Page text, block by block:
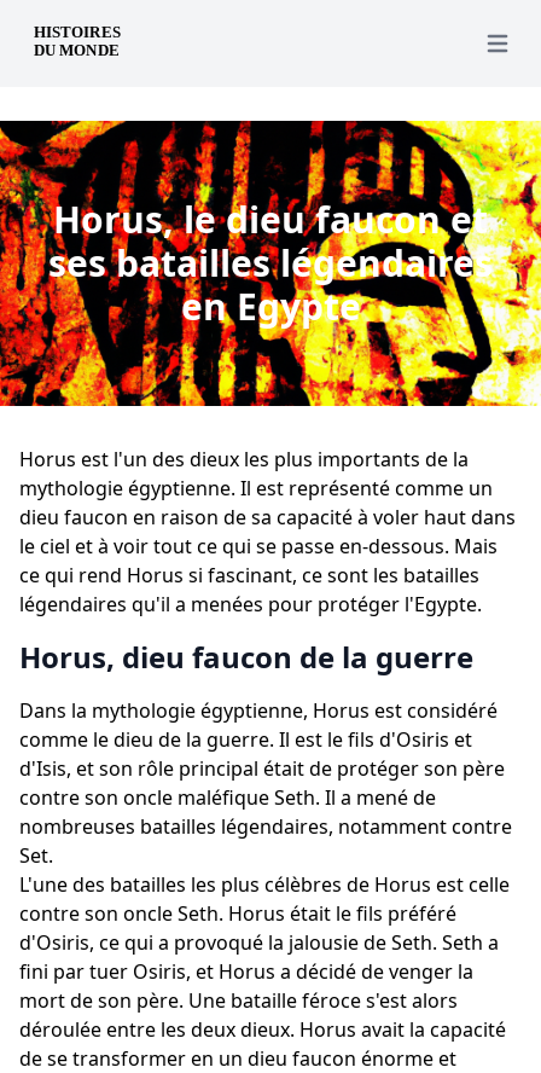
Open
Horus, le dieu faucon et
ses batailles légendaires
en Egypte
Horus est l'un des dieux les plus importants de la
mythologie égyptienne. Il est représenté comme un
dieu faucon en raison de sa capacité à voler haut dans
le ciel et à voir tout ce qui se passe en-dessous. Mais
ce qui rend Horus si fascinant, ce sont les batailles
légendaires qu'il a menées pour protéger l'Egypte.
Horus, dieu faucon de la guerre
Dans la mythologie égyptienne, Horus est considéré
comme le dieu de la guerre. Il est le fils d'Osiris et
d'Isis, et son rôle principal était de protéger son père
contre son oncle maléfique Seth. Il a mené de
nombreuses batailles légendaires, notamment contre
Set.
L'une des batailles les plus célèbres de Horus est celle
contre son oncle Seth. Horus était le fils préféré
d'Osiris, ce qui a provoqué la jalousie de Seth. Seth a
fini par tuer Osiris, et Horus a décidé de venger la
mort de son père. Une bataille féroce s'est alors
déroulée entre les deux dieux. Horus avait la capacité
de se transformer en un dieu faucon énorme et